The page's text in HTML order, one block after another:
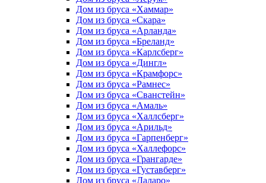
Дом из бруса «Хаммар»
Дом из бруса «Скара»
Дом из бруса «Арланда»
Дом из бруса «Бреланд»
Дом из бруса «Карлсберг»
Дом из бруса «Дингл»
Дом из бруса «Крамфорс»
Дом из бруса «Рамнес»
Дом из бруса «Сванстейн»
Дом из бруса «Амаль»
Дом из бруса «Халлсберг»
Дом из бруса «Арильд»
Дом из бруса «Гарпенберг»
Дом из бруса «Халлефорс»
Дом из бруса «Грангарде»
Дом из бруса «Густавберг»
Дом из бруса «Даларо»